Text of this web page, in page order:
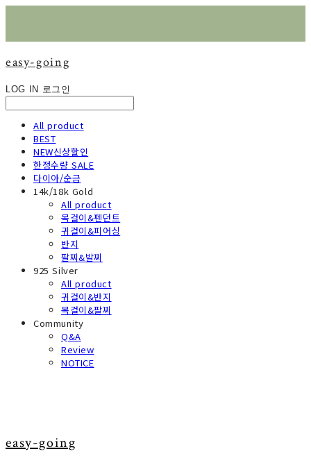
easy-going
LOG IN 로그인
All product
BEST
NEW신상할인
한정수량 SALE
다이아/순금
14k/18k Gold
All product
목걸이&펜던트
귀걸이&피어싱
반지
팔찌&발찌
925 Silver
All product
귀걸이&반지
목걸이&팔찌
Community
Q&A
Review
NOTICE
easy-going